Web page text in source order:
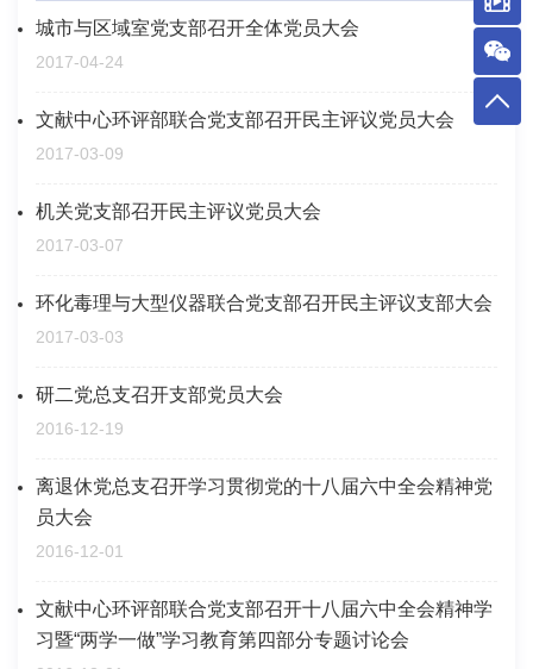
城市与区域室党支部召开全体党员大会
2017-04-24
文献中心环评部联合党支部召开民主评议党员大会
2017-03-09
机关党支部召开民主评议党员大会
2017-03-07
环化毒理与大型仪器联合党支部召开民主评议支部大会
2017-03-03
研二党总支召开支部党员大会
2016-12-19
离退休党总支召开学习贯彻党的十八届六中全会精神党
员大会
2016-12-01
文献中心环评部联合党支部召开十八届六中全会精神学
习暨“两学一做”学习教育第四部分专题讨论会